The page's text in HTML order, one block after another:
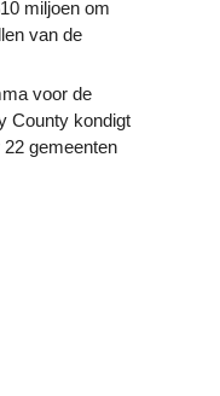
miljoen om
van de
voor de
County kondigt
gemeenten